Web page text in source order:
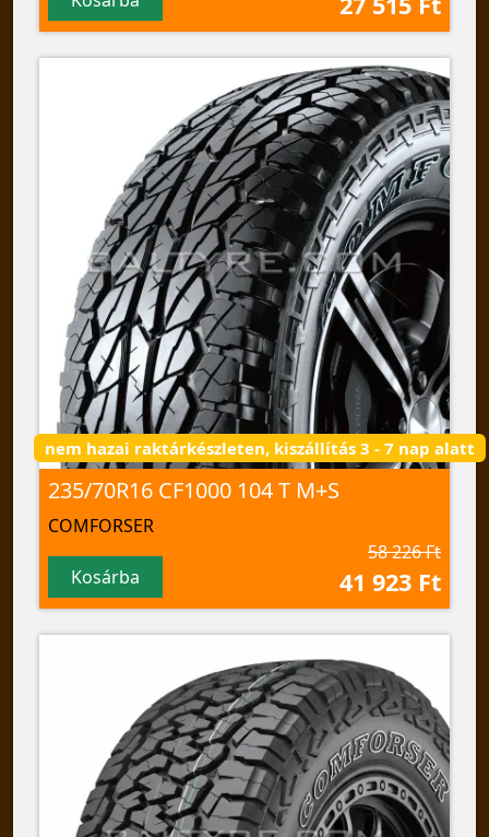
nem hazai raktárkészleten, kiszállítás 3 - 7 nap alatt
235/70R16 CF1000 104 T M+S
COMFORSER
Kosárba
58 226 Ft
41 923 Ft